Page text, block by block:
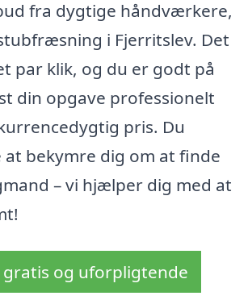
fra dygtige håndværkere,
i Fjerritslev. Det
par klik, og du er godt på
din opgave professionelt
pris. Du
at bekymre dig om at finde
– vi hjælper dig med at
gratis og uforpligtende